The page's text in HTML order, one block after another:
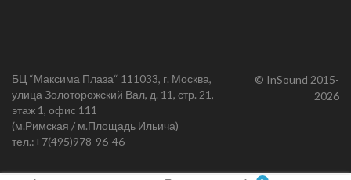
БЦ “Максима Плаза“ 111033, г. Москва,
улица Золоторожский Вал, д. 11, стр. 21,
этаж 1, офис 111
(м.Римская / м.Площадь Ильича)
тел.:+7(495)978-96-46
© InSound 2015-
2026